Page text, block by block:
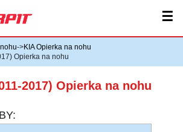
☰
->KIA Opierka na nohu
Opierka na nohu
2017) Opierka na nohu